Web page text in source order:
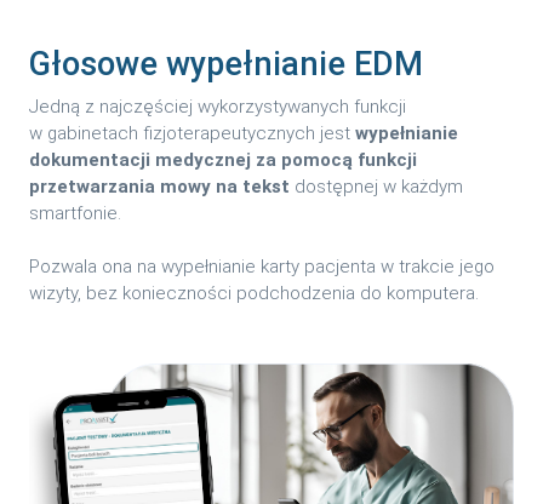
Głosowe wypełnianie EDM
Jedną z najczęściej wykorzystywanych funkcji
w gabinetach fizjoterapeutycznych jest wypełnianie
dokumentacji medycznej za pomocą funkcji
przetwarzania mowy na tekst dostępnej w każdym
smartfonie.
Pozwala ona na wypełnianie karty pacjenta w trakcie jego
wizyty, bez konieczności podchodzenia do komputera.